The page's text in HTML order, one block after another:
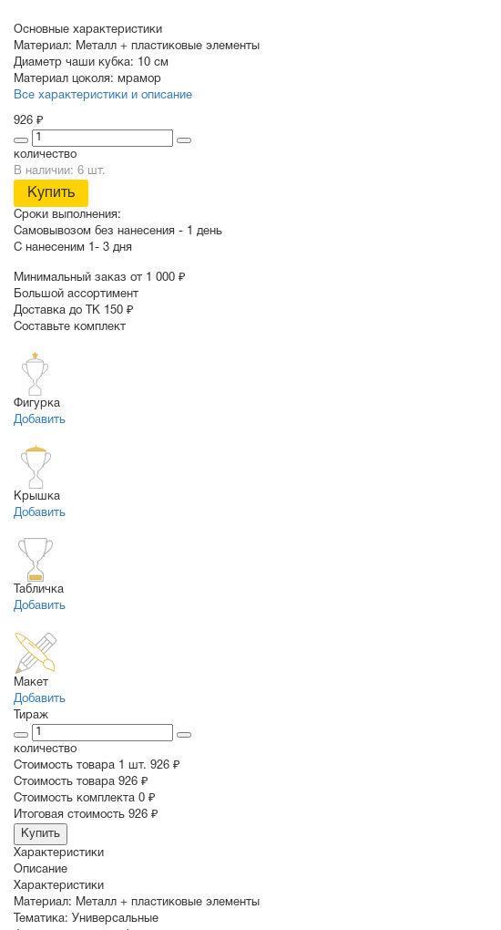
Основные характеристики
Материал: Металл + пластиковые элементы
Диаметр чаши кубка: 10 см
Материал цоколя: мрамор
Все характеристики и описание
926 ₽
количество
В наличии: 6 шт.
Купить
Сроки выполнения:
Самовывозом без нанесения - 1 день
С нанесеним 1- 3 дня
Минимальный заказ от 1 000 ₽
Большой ассортимент
Доставка до ТК 150 ₽
Составьте комплект
Фигурка
Добавить
Крышка
Добавить
Табличка
Добавить
Макет
Добавить
Тираж
количество
Стоимость товара 1 шт. 926 ₽
Cтоимость товара 926 ₽
Стоимость комплекта 0 ₽
Итоговая стоимость 926 ₽
Купить
Характеристики
Описание
Характеристики
Материал: Металл + пластиковые элементы
Тематика: Универсальные